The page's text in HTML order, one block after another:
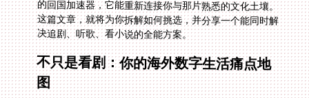
决追剧、听歌、看小说的全能方案。
不只是看剧：你的海外数字生活痛点地
图